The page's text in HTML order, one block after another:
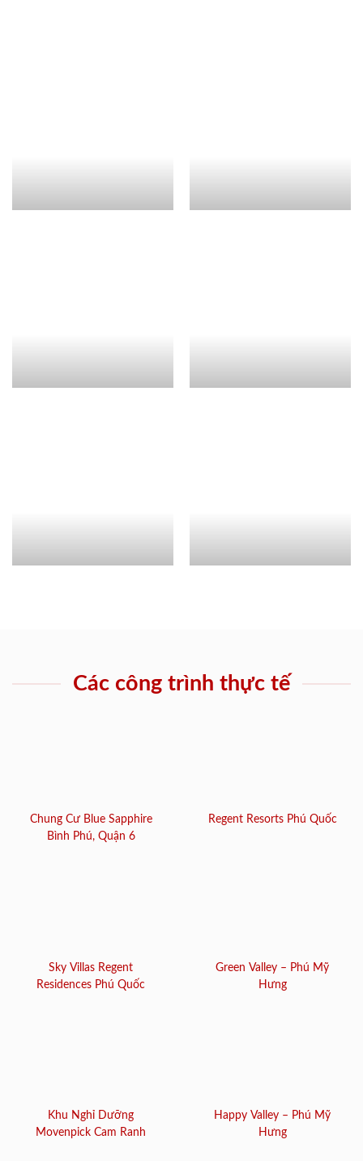
Các công trình thực tế
Chung Cư Blue Sapphire
Bình Phú, Quận 6
Regent Resorts Phú Quốc
Sky Villas Regent
Residences Phú Quốc
Green Valley – Phú Mỹ
Hưng
Khu Nghỉ Dưỡng
Movenpick Cam Ranh
Happy Valley – Phú Mỹ
Hưng